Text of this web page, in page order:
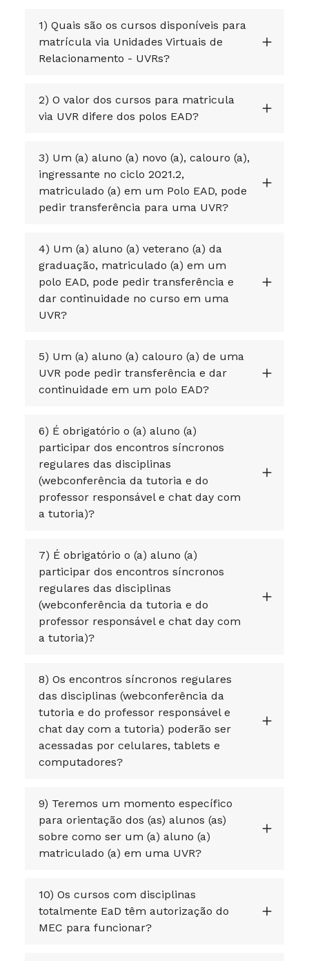
1) Quais são os cursos disponíveis para
matrícula via Unidades Virtuais de
Relacionamento - UVRs?
2) O valor dos cursos para matricula
via UVR difere dos polos EAD?
3) Um (a) aluno (a) novo (a), calouro (a),
ingressante no ciclo 2021.2,
matriculado (a) em um Polo EAD, pode
pedir transferência para uma UVR?
4) Um (a) aluno (a) veterano (a) da
graduação, matriculado (a) em um
polo EAD, pode pedir transferência e
dar continuidade no curso em uma
UVR?
5) Um (a) aluno (a) calouro (a) de uma
UVR pode pedir transferência e dar
continuidade em um polo EAD?
6) É obrigatório o (a) aluno (a)
participar dos encontros síncronos
regulares das disciplinas
(webconferência da tutoria e do
professor responsável e chat day com
a tutoria)?
7) É obrigatório o (a) aluno (a)
participar dos encontros síncronos
regulares das disciplinas
(webconferência da tutoria e do
professor responsável e chat day com
a tutoria)?
8) Os encontros síncronos regulares
das disciplinas (webconferência da
tutoria e do professor responsável e
chat day com a tutoria) poderão ser
acessadas por celulares, tablets e
computadores?
9) Teremos um momento específico
para orientação dos (as) alunos (as)
sobre como ser um (a) aluno (a)
matriculado (a) em uma UVR?
10) Os cursos com disciplinas
totalmente EaD têm autorização do
MEC para funcionar?